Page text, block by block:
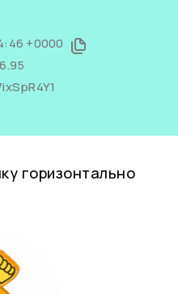
+0000
горизонтально